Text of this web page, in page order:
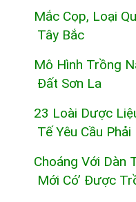
Mắc Cọp, Loại
Tây Bắc
Mô Hình Trồng
Đất Sơn La
23 Loài Dược
Tế Yêu Cầu
Choáng Với Dàn
Mới Có’ Được